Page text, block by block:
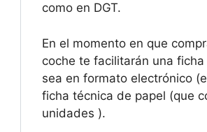
como en DGT.
En el momento en que
coche te facilitarán una
sea en formato electrónico
ficha técnica de papel (que
unidades ).